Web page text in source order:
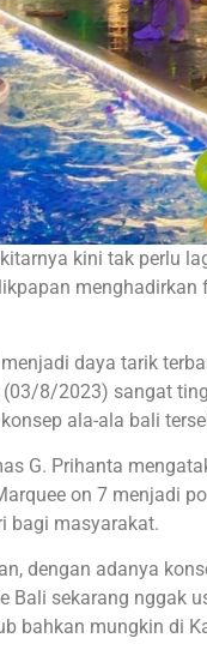
kini tak perlu
daya tarik
8/2023) sangat
ala-ala bali
G. Prihanta
on 7 menjadi
bagi masyarakat.
dengan adanya
Bali sekarang nggak
bahkan mungkin di